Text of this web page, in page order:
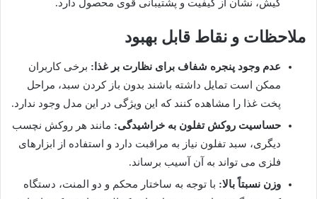
کیش، نشان از کیفیت و پشتیبانی قوی محصول دارد.
ملاحظات و نقاط قابل بهبود
عدم وجود پنجره شفاف برای نظارت بر غذا: برخی کاربران
ممکن است تمایل داشته باشند بدون باز کردن سبد، مراحل
پخت غذا را مشاهده کنند که این ویژگی در این مدل وجود ندارد.
حساسیت روکش تفلون به خراشیدگی: مانند هر روکش نچسب
دیگری، سبد تفلون نیاز به مراقبت دارد و استفاده از ابزارهای
فلزی می تواند به آن آسیب برساند.
وزن نسبتاً بالا: با توجه به ساختار محکم و دو المنت، دستگاه